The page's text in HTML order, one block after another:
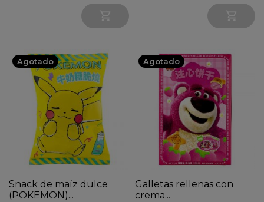


Agotado
Snack de maíz dulce
(POKEMON)...
Agotado
Galletas rellenas con
crema...